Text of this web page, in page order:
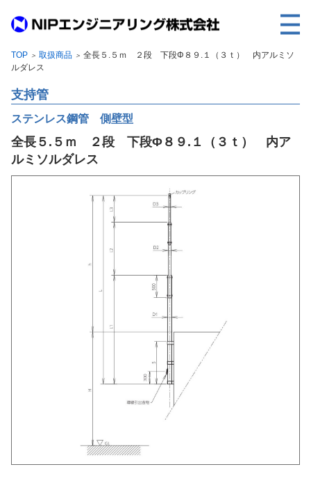
TOP
事業内容
取扱製品
各種実績
会社案内
個人データの共同利用について
TOP ＞ 取扱商品 ＞ 全長５.５ｍ ２段 下段Φ８９.１（３ｔ） 内アルミソ
ルダレス
支持管
ステンレス鋼管 側壁型
全長５.５ｍ ２段 下段Φ８９.１（３ｔ） 内ア
ルミソルダレス